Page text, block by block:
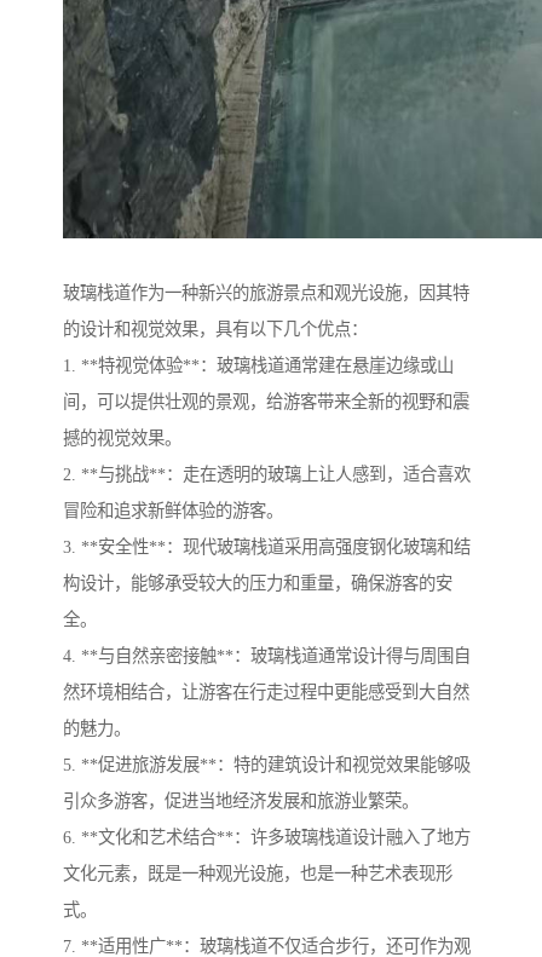
玻璃栈道作为一种新兴的旅游景点和观光设施，因其特
的设计和视觉效果，具有以下几个优点：
1. **特视觉体验**：玻璃栈道通常建在悬崖边缘或山
间，可以提供壮观的景观，给游客带来全新的视野和震
撼的视觉效果。
2. **与挑战**：走在透明的玻璃上让人感到，适合喜欢
冒险和追求新鲜体验的游客。
3. **安全性**：现代玻璃栈道采用高强度钢化玻璃和结
构设计，能够承受较大的压力和重量，确保游客的安
全。
4. **与自然亲密接触**：玻璃栈道通常设计得与周围自
然环境相结合，让游客在行走过程中更能感受到大自然
的魅力。
5. **促进旅游发展**：特的建筑设计和视觉效果能够吸
引众多游客，促进当地经济发展和旅游业繁荣。
6. **文化和艺术结合**：许多玻璃栈道设计融入了地方
文化元素，既是一种观光设施，也是一种艺术表现形
式。
7. **适用性广**：玻璃栈道不仅适合步行，还可作为观